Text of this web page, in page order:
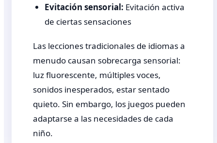
Evitación sensorial: Evitación activa
de ciertas sensaciones
Las lecciones tradicionales de idiomas a
menudo causan sobrecarga sensorial:
luz fluorescente, múltiples voces,
sonidos inesperados, estar sentado
quieto. Sin embargo, los juegos pueden
adaptarse a las necesidades de cada
niño.